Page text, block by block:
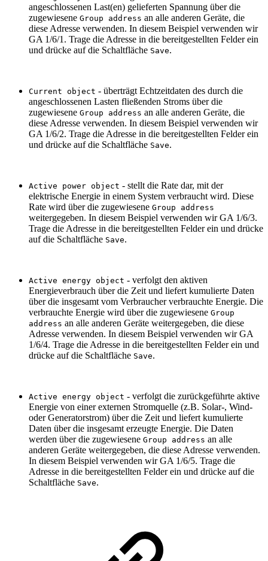
angeschlossenen Last(en) gelieferten Spannung über die
zugewiesene Group address an alle anderen Geräte, die
diese Adresse verwenden. In diesem Beispiel verwenden wir
GA 1/6/1. Trage die Adresse in die bereitgestellten Felder ein
und drücke auf die Schaltfläche Save.
Current object - überträgt Echtzeitdaten des durch die
angeschlossenen Lasten fließenden Stroms über die
zugewiesene Group address an alle anderen Geräte, die
diese Adresse verwenden. In diesem Beispiel verwenden wir
GA 1/6/2. Trage die Adresse in die bereitgestellten Felder ein
und drücke auf die Schaltfläche Save.
Active power object - stellt die Rate dar, mit der
elektrische Energie in einem System verbraucht wird. Diese
Rate wird über die zugewiesene Group address
weitergegeben. In diesem Beispiel verwenden wir GA 1/6/3.
Trage die Adresse in die bereitgestellten Felder ein und drücke
auf die Schaltfläche Save.
Active energy object - verfolgt den aktiven
Energieverbrauch über die Zeit und liefert kumulierte Daten
über die insgesamt vom Verbraucher verbrauchte Energie. Die
verbrauchte Energie wird über die zugewiesene Group
address an alle anderen Geräte weitergegeben, die diese
Adresse verwenden. In diesem Beispiel verwenden wir GA
1/6/4. Trage die Adresse in die bereitgestellten Felder ein und
drücke auf die Schaltfläche Save.
Active energy object - verfolgt die zurückgeführte aktive
Energie von einer externen Stromquelle (z.B. Solar-, Wind-
oder Generatorstrom) über die Zeit und liefert kumulierte
Daten über die insgesamt erzeugte Energie. Die Daten
werden über die zugewiesene Group address an alle
anderen Geräte weitergegeben, die diese Adresse verwenden.
In diesem Beispiel verwenden wir GA 1/6/5. Trage die
Adresse in die bereitgestellten Felder ein und drücke auf die
Schaltfläche Save.